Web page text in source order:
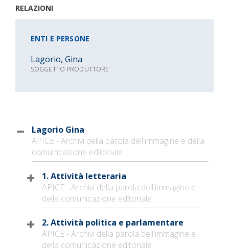
RELAZIONI
ENTI E PERSONE
Lagorio, Gina
SOGGETTO PRODUTTORE
Lagorio Gina
APICE - Archivi della parola dell'immagine e della
comunicazione editoriale
1. Attività letteraria
APICE - Archivi della parola dell'immagine e
della comunicazione editoriale
2. Attività politica e parlamentare
APICE - Archivi della parola dell'immagine e
della comunicazione editoriale